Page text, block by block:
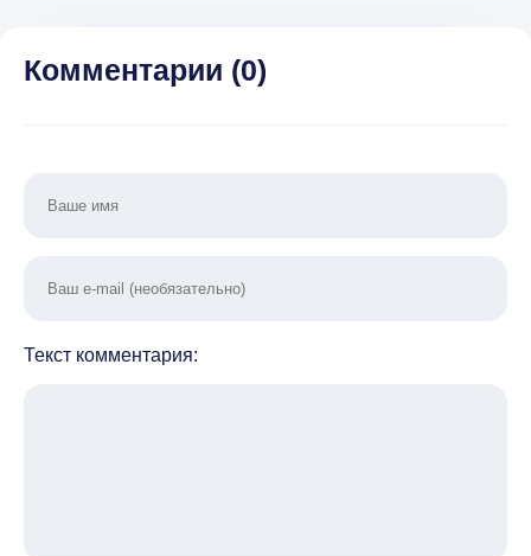
Комментарии (0)
Текст комментария: